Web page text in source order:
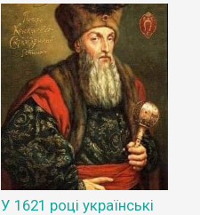
У 1621 році українські